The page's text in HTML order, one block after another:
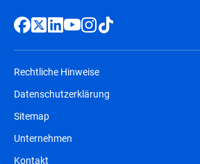
Rechtliche Hinweise
Datenschutzerklärung
Sitemap
Unternehmen
Kontakt